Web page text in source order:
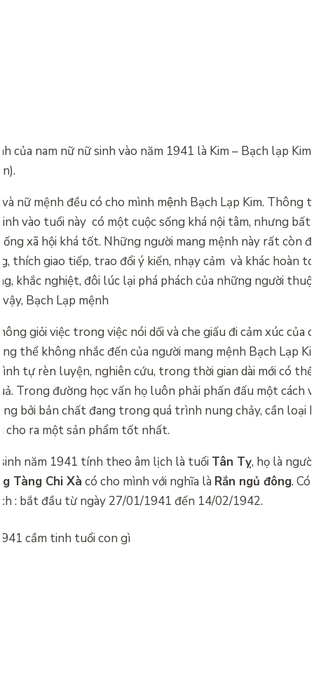
của nam nữ nữ sinh vào năm 1941 là Kim – Bạch lạp
và nữ mệnh đều có cho mình mệnh Bạch Lạp Kim. Thông
vào tuổi này có một cuộc sống khá nội tâm, nhưng bất
xã hội khá tốt. Những người mang mệnh này rất còn
thích giao tiếp, trao đổi ý kiến, nhạy cảm và khác hoàn
khắc nghiệt, đôi lúc lại phá phách của những người
Bạch Lạp mệnh
giỏi việc trong việc nói dối và che giấu đi cảm xúc của
thể không nhắc đến của người mang mệnh Bạch Lạp
tự rèn luyện, nghiên cứu, trong thời gian dài mới có
Trong đường học vấn họ luôn phải phấn đấu một cách
bởi bản chất đang trong quá trình nung chảy, cần loại
cho ra một sản phẩm tốt nhất.
năm 1941 tính theo âm lịch là tuổi Tân Tỵ, họ là
Tàng Chi Xà có cho mình với nghĩa là Rắn ngủ đông.
: bắt đầu từ ngày 27/01/1941 đến 14/02/1942.